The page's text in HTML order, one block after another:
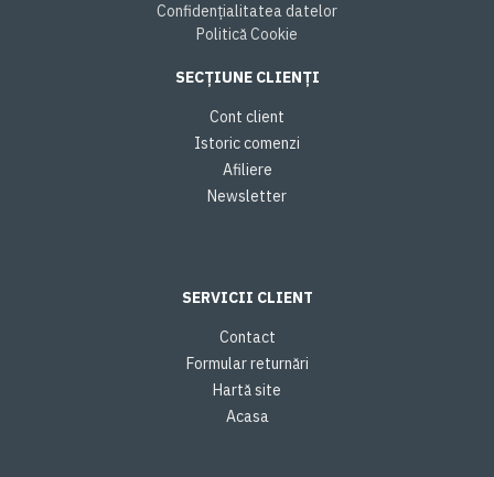
Confidențialitatea datelor
Politică Cookie
SECȚIUNE CLIENȚI
Cont client
Istoric comenzi
Afiliere
Newsletter
SERVICII CLIENT
Contact
Formular returnări
Hartă site
Acasa